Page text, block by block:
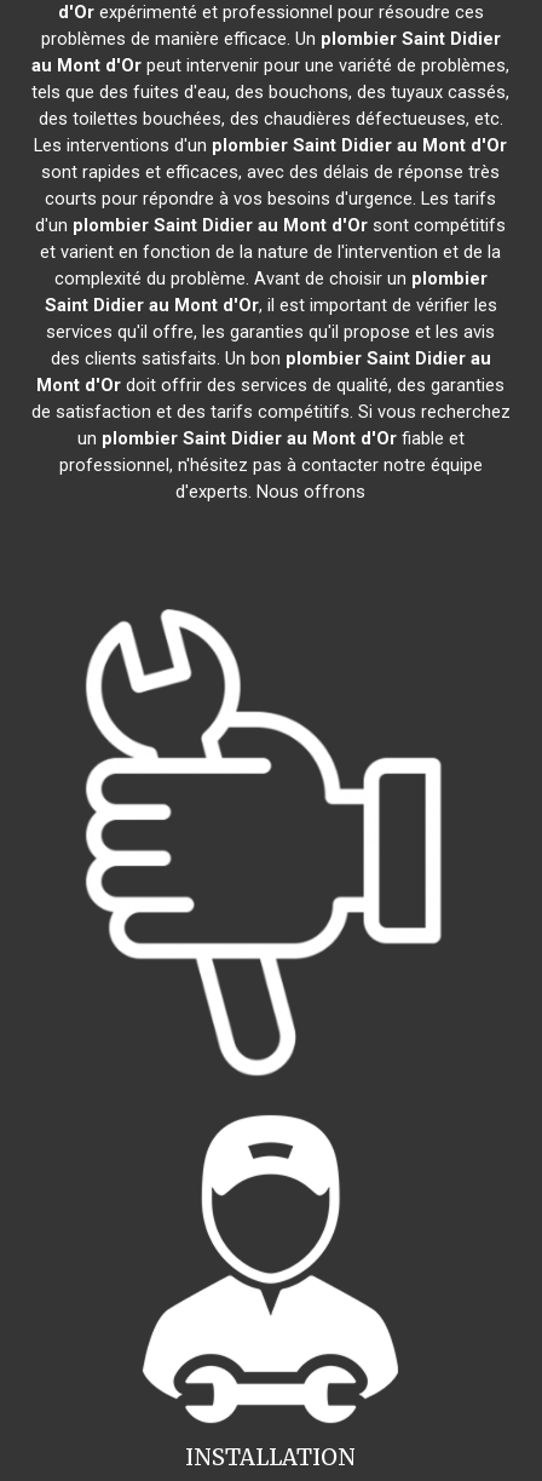
d'Orexpérimenté et professionnel pour résoudre ces
problèmes de manière efficace. Un plombier Saint Didier
au Mont d'Or peut intervenir pour une variété de problèmes,
tels que des fuites d'eau, des bouchons, des tuyaux cassés,
des toilettes bouchées, des chaudières défectueuses, etc.
Les interventions d'un plombier Saint Didier au Mont d'Or
sont rapides et efficaces, avec des délais de réponse très
courts pour répondre à vos besoins d'urgence. Les tarifs
d'un plombier Saint Didier au Mont d'Or sont compétitifs
et varient en fonction de la nature de l'intervention et de la
complexité du problème. Avant de choisir un plombier
Saint Didier au Mont d'Or, il est important de vérifier les
services qu'il offre, les garanties qu'il propose et les avis
des clients satisfaits. Un bon plombier Saint Didier au
Mont d'Or doit offrir des services de qualité, des garanties
de satisfaction et des tarifs compétitifs. Si vous recherchez
un plombier Saint Didier au Mont d'Orfiable et
professionnel, n'hésitez pas à contacter notre équipe
d'experts. Nous offrons
INSTALLATION